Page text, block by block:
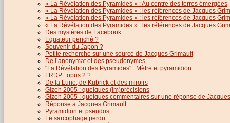
« La Révélation des Pyramides » : Au centre des terres émergées
« La Révélation des Pyramides » : les références de Jacques
« La Révélation des Pyramides » : les références de Jacques
« La Révélation des Pyramides » : les références de Jacques
Des mystères de Facebook
Equateur penché ?
Souvenir du Japon ?
Petite recherche sur une source de Jacques Grimault
De l’anonymat et des pseudonymes
"La Révélation des Pyramides" : Mètre et pyramidion
LRDP : opus 2 ?
De la Lune, de Kubrick et des miroirs
Gizeh 2005 : quelques (im)précisions
Gizeh 2005 : quelques commentaires sur une réponse de
Réponse à Jacques Grimault
Pyramidion et pseudos
Le sarcophage perdu